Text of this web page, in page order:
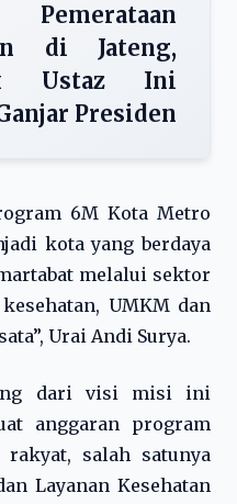
Pemerataan
di Jateng,
Ustaz Ini
Presiden
6M Kota Metro
kota yang berdaya
melalui sektor
UMKM dan
Urai Andi Surya.
dari visi misi ini
anggaran program
rakyat, salah satunya
Layanan Kesehatan